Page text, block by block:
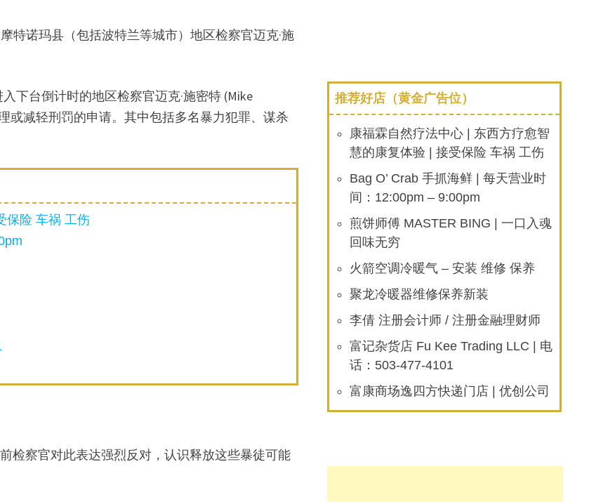
特诺玛县（包括波特兰等城市）地区检察官迈克·施
下台倒计时的地区检察官迈克·施密特 (Mike
或减轻刑罚的申请。其中包括多名暴力犯罪、谋杀
保险 车祸 工伤
检察官对此表达强烈反对，认识释放这些暴徒可能
推荐好店（黄金广告位）
康福霖自然疗法中心 | 东西方疗愈智
慧的康复体验 | 接受保险 车祸 工伤
Bag O’ Crab 手抓海鲜 | 每天营业时
间：12:00pm – 9:00pm
煎饼师傅 MASTER BING | 一口入魂
回味无穷
火箭空调冷暖气 – 安装 维修 保养
聚龙冷暖器维修保养新装
李倩 注册会计师 / 注册金融理财师
富记杂货店 Fu Kee Trading LLC | 电
话：503-477-4101
富康商场逸四方快递门店 | 优创公司